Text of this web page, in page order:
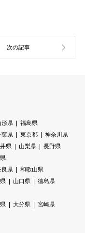
形県
福島県
葉県 東京都
神奈川県
県 山梨県
長野県
良県
和歌山県
山口県
徳島県
大分県
宮崎県